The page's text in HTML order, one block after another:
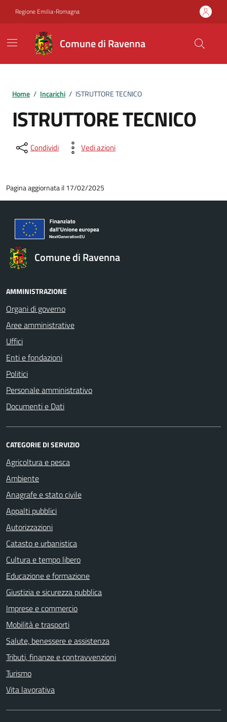
Regione Emilia-Romagna
Comune di Ravenna
Home / Incarichi / ISTRUTTORE TECNICO
ISTRUTTORE TECNICO
Condividi Vedi azioni
Pagina aggiornata il 17/02/2025
Comune di Ravenna
AMMINISTRAZIONE
Organi di governo
Aree amministrative
Uffici
Enti e fondazioni
Politici
Personale amministrativo
Documenti e Dati
CATEGORIE DI SERVIZIO
Agricoltura e pesca
Ambiente
Anagrafe e stato civile
Appalti pubblici
Autorizzazioni
Catasto e urbanistica
Cultura e tempo libero
Educazione e formazione
Giustizia e sicurezza pubblica
Imprese e commercio
Mobilità e trasporti
Salute, benessere e assistenza
Tributi, finanze e contravvenzioni
Turismo
Vita lavorativa